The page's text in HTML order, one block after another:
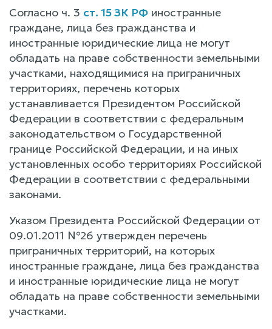
Согласно ч. 3 ст. 15 ЗК РФ иностранные
граждане, лица без гражданства и
иностранные юридические лица не могут
обладать на праве собственности земельными
участками, находящимися на приграничных
территориях, перечень которых
устанавливается Президентом Российской
Федерации в соответствии с федеральным
законодательством о Государственной
границе Российской Федерации, и на иных
установленных особо территориях Российской
Федерации в соответствии с федеральными
законами.
Указом Президента Российской Федерации от
09.01.2011 №26 утвержден перечень
приграничных территорий, на которых
иностранные граждане, лица без гражданства
и иностранные юридические лица не могут
обладать на праве собственности земельными
участками.